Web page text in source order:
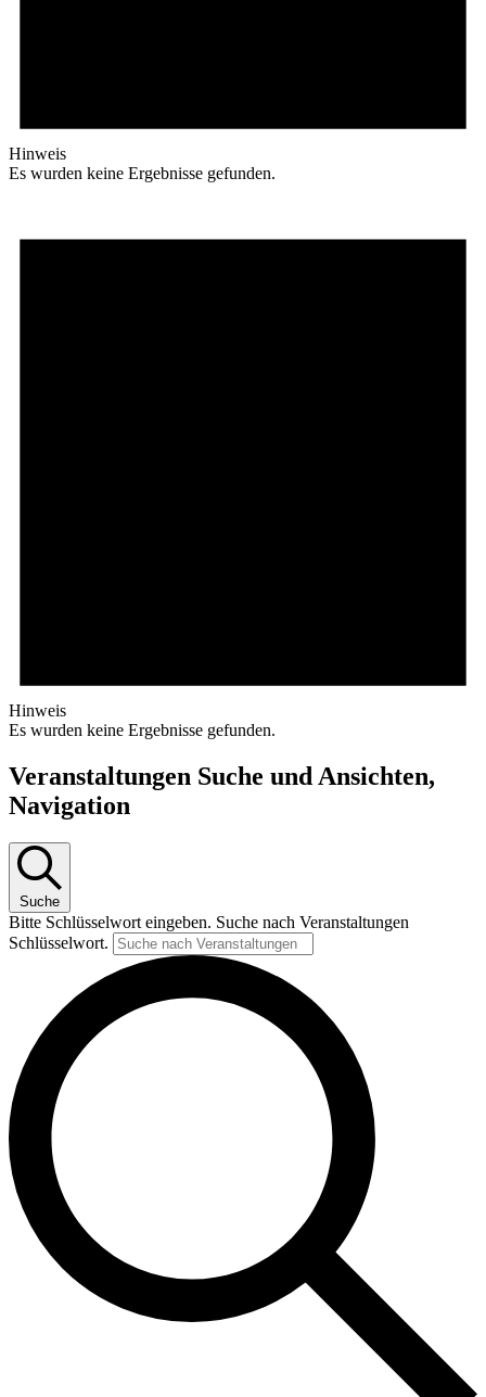
Hinweis
Es wurden keine Ergebnisse gefunden.
Hinweis
Es wurden keine Ergebnisse gefunden.
Veranstaltungen Suche und Ansichten,
Navigation
Suche
Bitte Schlüsselwort eingeben. Suche nach Veranstaltungen
Schlüsselwort.